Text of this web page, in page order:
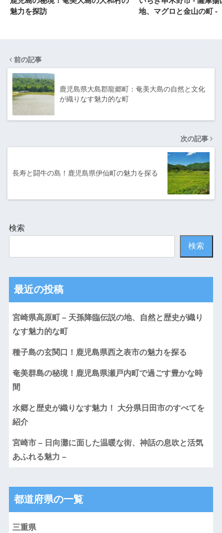
魅力を探訪
地、マグロと金山の町 -
前の記事
鹿児島県大島郡龍郷町：奄美大島の自然と文化
が織りなす魅力的な町
次の記事
長寿と闘牛の島！鹿児島県伊仙町の魅力を探る
検索
検索
最近の投稿
宮崎県高原町 – 天孫降臨伝説の地、自然と歴史が織り
なす魅力的な町
種子島の玄関口！鹿児島県西之表市の魅力を探る
奄美群島の秘境！鹿児島県瀬戸内町で過ごす豊かな時
間
水郷と歴史が織りなす魅力！ 大分県日田市のすべてを
紹介
宮崎市 – 日向灘に面した温暖な街、神話の息吹と活気
あふれる魅力 –
都道府県の一覧
三重県